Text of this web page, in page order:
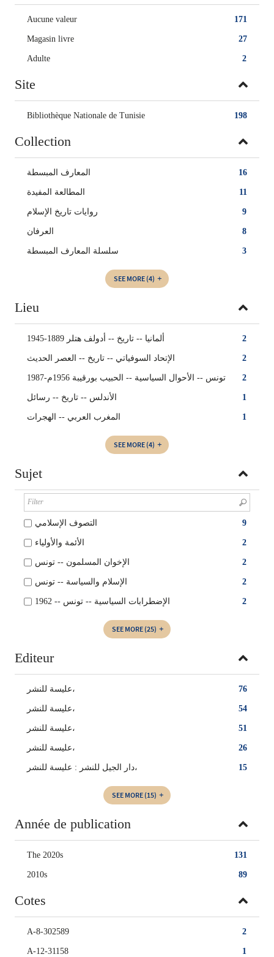
171
Aucune valeur
27
Magasin livre
2
Adulte
Site
198
Bibliothèque Nationale de Tunisie
Collection
16 المعارف المبسطة
11 المطالعة المفيدة
9 روايات تاريخ الإسلام
8 العرفان
3 سلسلة المعارف المبسطة
SEE MORE (4)
Lieu
2 ألمانيا‏ -- ‏تاريخ‏ -- ‏أدولف هتلر 1889-1945
2 الإتحاد السوفياتي -- ‏تاريخ‏ -- ‏العصر الحديث
2 تونس‏ -- ‏الأحوال السياسية -- ‏الحبيب بورقيبة 1956م-1987
1 الأندلس -- تاريخ -- رسائل
1 المغرب العربي -- الهجرات
SEE MORE (4)
Sujet
9 التصوف الإسلامي
2 الأئمة والأولياء
2 الإخوان المسلمون -- ‏تونس
2 الإسلام والسياسة‏ -- ‏تونس‏
2 الإضطرابات السياسية‏‏ -- ‏تونس -- ‏1962
SEE MORE (25)
Editeur
76 عليسة للنشر،
54 ‏عليسة للنشر‏،
51 ‏عليسة للنشر،
26 عليسة للنشر‏،
15 دار الجيل للنشر‏ : ‏عليسة للنشر،
SEE MORE (15)
Année de publication
131
The 2020s
89
2010s
Cotes
2
A-8-302589
1
A-12-31158